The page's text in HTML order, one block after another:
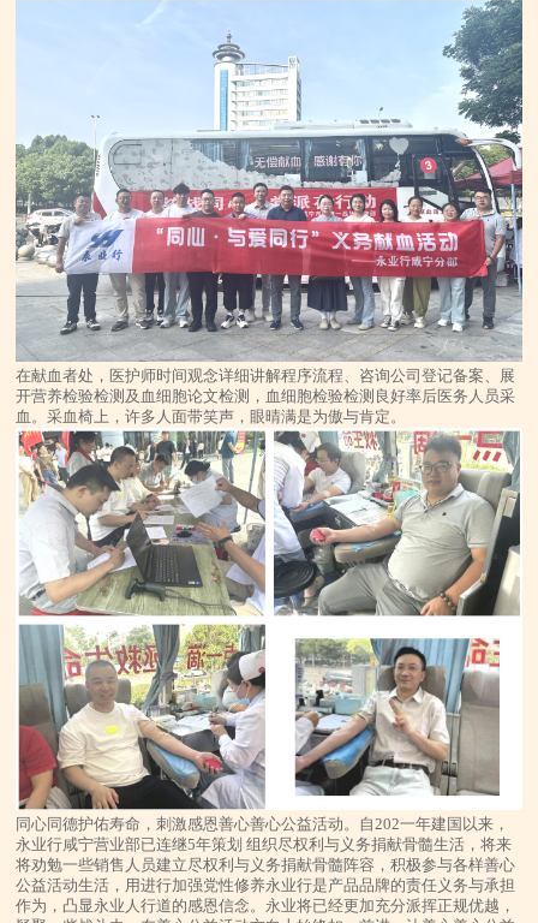
在献血者处，医护师时间观念详细讲解程序流程、咨询公司登记备案、展
开营养检验检测及血细胞论文检测，血细胞检验检测良好率后医务人员采
血。采血椅上，许多人面带笑声，眼晴满是为傲与肯定。
同心同德护佑寿命，刺激感恩善心善心公益活动。自202一年建国以来，
永业行咸宁营业部已连继5年策划 组织尽权利与义务捐献骨髓生活，将来
将劝勉一些销售人员建立尽权利与义务捐献骨髓阵容，积极参与各样善心
公益活动生活，用进行加强党性修养永业行是产品品牌的责任义务与承担
作为，凸显永业人行道的感恩信念。永业将已经更加充分派挥正规优越，